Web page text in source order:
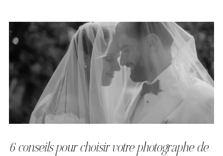
6 conseils pour choisir votre photographe de